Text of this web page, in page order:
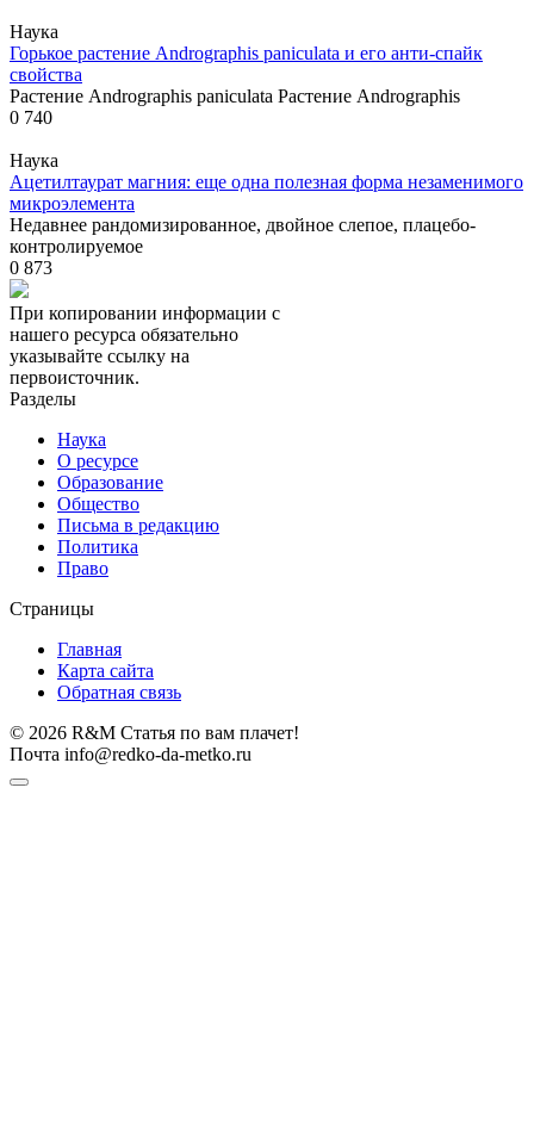
Наука
Горькое растение Andrographis paniculata и его анти-спайк
свойства
Растение Andrographis paniculata Растение Andrographis
0 740
Наука
Ацетилтаурат магния: еще одна полезная форма незаменимого
микроэлемента
Недавнее рандомизированное, двойное слепое, плацебо-
контролируемое
0 873
При копировании информации с
нашего ресурса обязательно
указывайте ссылку на
первоисточник.
Разделы
Наука
О ресурсе
Образование
Общество
Письма в редакцию
Политика
Право
Страницы
Главная
Карта сайта
Обратная связь
© 2026 R&M Статья по вам плачет!
Почта info@redko-da-metko.ru